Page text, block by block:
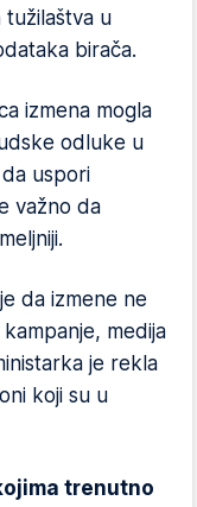
tužilaštva u
birača.
izmena mogla
odluke u
uspori
važno da
da izmene ne
medija
je rekla
koji su u
trenutno